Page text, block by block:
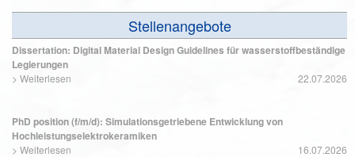
Stellenangebote
Dissertation: Digital Material Design Guidelines für wasserstoffbeständige
Legierungen
> Weiterlesen 22.07.2026
PhD position (f/m/d): Simulationsgetriebene Entwicklung von
Hochleistungselektrokeramiken
> Weiterlesen 16.07.2026